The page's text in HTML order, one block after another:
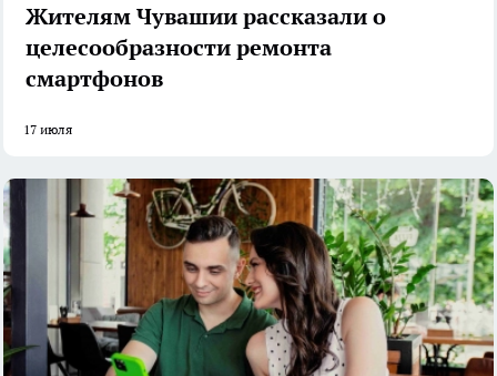
Жителям Чувашии рассказали о
целесообразности ремонта
смартфонов
17 июля